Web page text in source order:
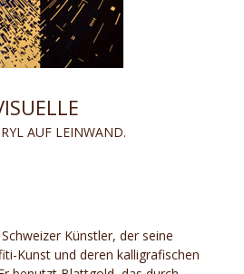
AUF LEINWAND.
Künstler, der seine
Kunst und deren kalligrafischen